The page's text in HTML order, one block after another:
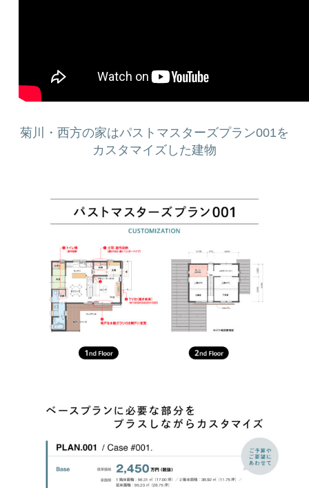
菊川・西方の家はパストマスターズプラン001を
カスタマイズした建物